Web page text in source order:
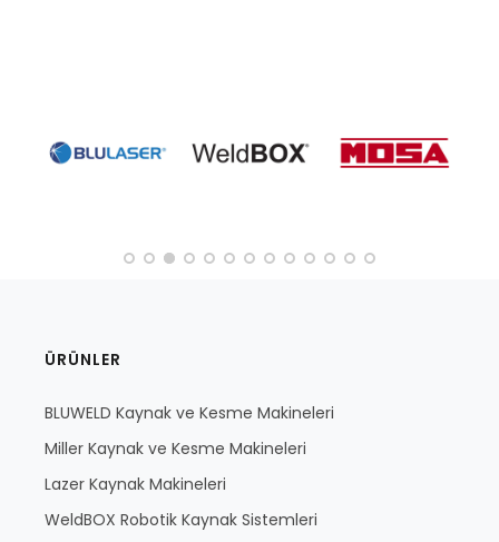
ÜRÜNLER
BLUWELD Kaynak ve Kesme Makineleri
Miller Kaynak ve Kesme Makineleri
Lazer Kaynak Makineleri
WeldBOX Robotik Kaynak Sistemleri